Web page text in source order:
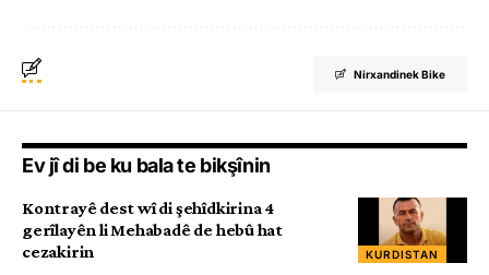
Nirxandinek Bike
Ev jî di be ku bala te bikşînin
KURDISTAN
Kontrayê dest wî di şehîdkirina 4
gerîlayên li Mehabadê de hebû hat
cezakirin